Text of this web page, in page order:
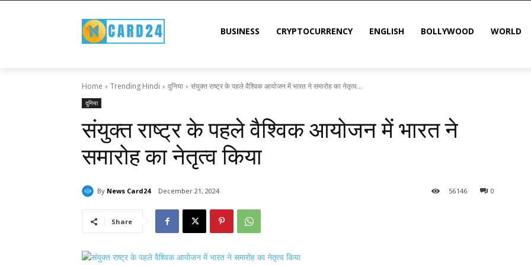
BUSINESS CRYPTOCURRENCY ENGLISH BOLLYWOOD WORLD
Home Trending Hindi दुनिया संयुक्त राष्ट्र के पहले वैश्विक आयोजन में भारत ने समारोह का नेतृत्व...
दुनिया
संयुक्त राष्ट्र के पहले वैश्विक आयोजन में भारत ने
समारोह का नेतृत्व किया
By News Card24 December 21, 2024 0
56146
Share